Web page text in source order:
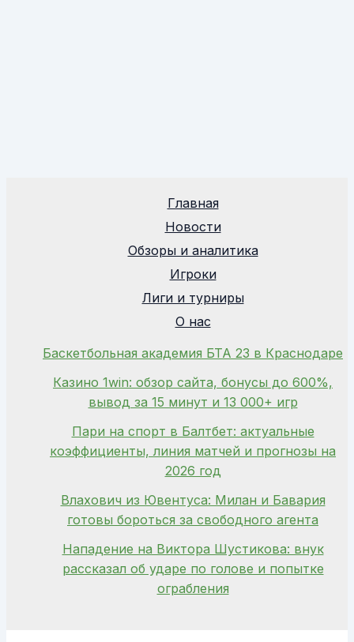
Главная
Новости
Обзоры и аналитика
Игроки
Лиги и турниры
О нас
Баскетбольная академия БТА 23 в Краснодаре
Казино 1win: обзор сайта, бонусы до 600%,
вывод за 15 минут и 13 000+ игр
Пари на спорт в Балтбет: актуальные
коэффициенты, линия матчей и прогнозы на
2026 год
Влахович из Ювентуса: Милан и Бавария
готовы бороться за свободного агента
Нападение на Виктора Шустикова: внук
рассказал об ударе по голове и попытке
ограбления